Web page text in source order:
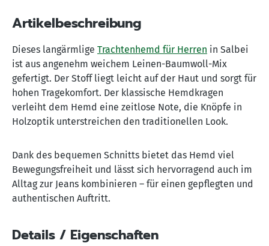
Artikelbeschreibung
Dieses langärmlige Trachtenhemd für Herren in Salbei
ist aus angenehm weichem Leinen-Baumwoll-Mix
gefertigt. Der Stoff liegt leicht auf der Haut und sorgt für
hohen Tragekomfort. Der klassische Hemdkragen
verleiht dem Hemd eine zeitlose Note, die Knöpfe in
Holzoptik unterstreichen den traditionellen Look.
Dank des bequemen Schnitts bietet das Hemd viel
Bewegungsfreiheit und lässt sich hervorragend auch im
Alltag zur Jeans kombinieren – für einen gepflegten und
authentischen Auftritt.
Details / Eigenschaften